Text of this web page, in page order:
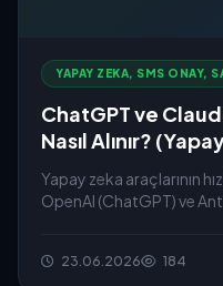
YAPAY ZEKA, SMS ONAY,
ChatGPT ve
Nasıl Alınır?
Yapay zeka araçlarının
OpenAI (ChatGPT) ve
23.06.2026 184